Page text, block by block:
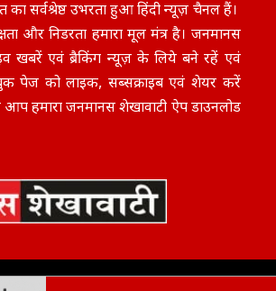
का सर्वश्रेष्ठ उभरता हुआ हिंदी न्यूज़ चैनल हैं।
और निडरता हमारा मूल मंत्र है। जनमानस
खबरें एवं ब्रैकिंग न्यूज़ के लिये बने रहें एवं
पेज को लाइक, सब्सक्राइब एवं शेयर करें
आप हमारा जनमानस शेखावाटी ऐप डाउनलोड